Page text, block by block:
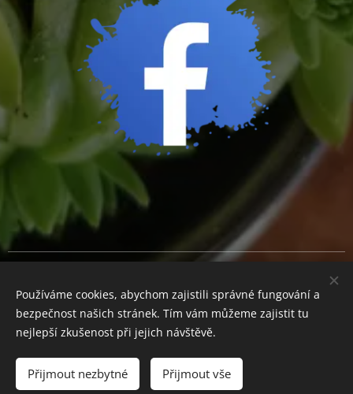
Do košíku
Měna
CZK Kč
EUR €
Používáme cookies, abychom zajistili správné fungování a
bezpečnost našich stránek. Tím vám můžeme zajistit tu
nejlepší zkušenost při jejich návštěvě.
Přijmout nezbytné Přijmout vše